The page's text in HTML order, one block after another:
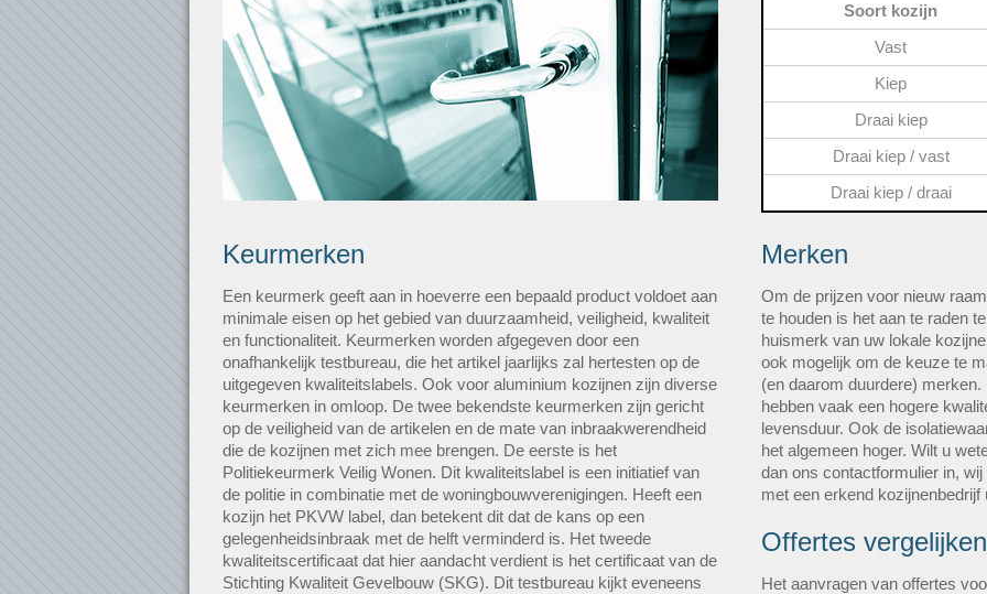
Soort kozijn
Vast
Kiep
Draai kiep
Draai kiep / vast
Draai kiep / draai
Keurmerken
Een keurmerk geeft aan in hoeverre een bepaald product voldoet aan
minimale eisen op het gebied van duurzaamheid, veiligheid, kwaliteit
en functionaliteit. Keurmerken worden afgegeven door een
onafhankelijk testbureau, die het artikel jaarlijks zal hertesten op de
uitgegeven kwaliteitslabels. Ook voor aluminium kozijnen zijn diverse
keurmerken in omloop. De twee bekendste keurmerken zijn gericht
op de veiligheid van de artikelen en de mate van inbraakwerendheid
die de kozijnen met zich mee brengen. De eerste is het
Politiekeurmerk Veilig Wonen. Dit kwaliteitslabel is een initiatief van
de politie in combinatie met de woningbouwverenigingen. Heeft een
kozijn het PKVW label, dan betekent dit dat de kans op een
gelegenheidsinbraak met de helft verminderd is. Het tweede
kwaliteitscertificaat dat hier aandacht verdient is het certificaat van de
Stichting Kwaliteit Gevelbouw (SKG). Dit testbureau kijkt eveneens
Merken
Om de prijzen voor nieuw
te houden is het aan te raden
huismerk van uw lokale
ook mogelijk om de keuze te
(en daarom duurdere)
hebben vaak een hogere
levensduur. Ook de
het algemeen hoger. Wilt u
dan ons contactformulier in,
met een erkend kozijnenbedrijf
Offertes vergelijken
Het aanvragen van offertes